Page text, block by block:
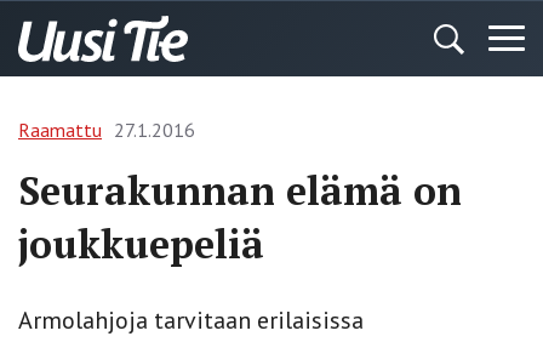
Raamattu 27.1.2016
Seurakunnan elämä on
joukkuepeliä
Armolahjoja tarvitaan erilaisissa